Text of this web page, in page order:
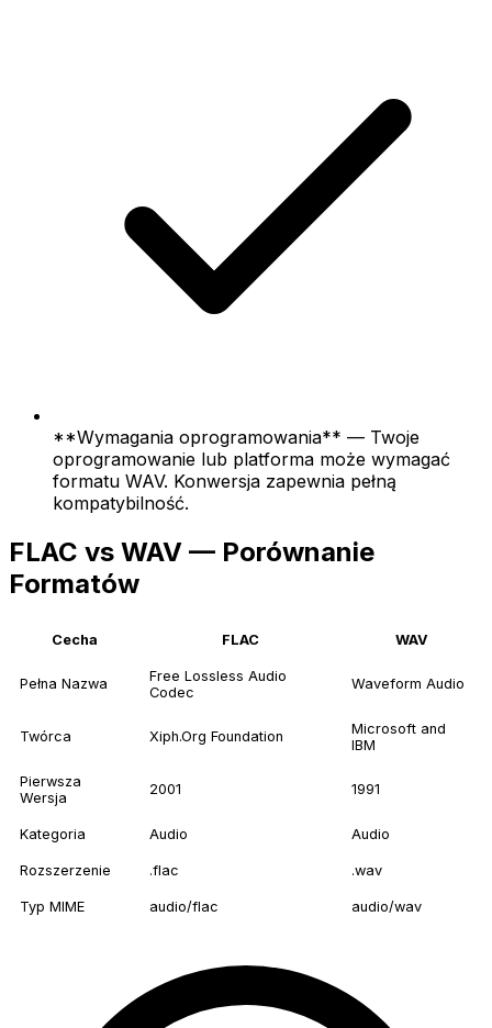
**Wymagania oprogramowania** — Twoje
oprogramowanie lub platforma może wymagać
formatu WAV. Konwersja zapewnia pełną
kompatybilność.
FLAC vs WAV — Porównanie
Formatów
Cecha FLAC WAV
Pełna Nazwa
Free Lossless Audio
Codec
Waveform Audio
Twórca Xiph.Org Foundation
Microsoft and
IBM
Pierwsza
Wersja
2001 1991
Kategoria Audio Audio
Rozszerzenie .flac .wav
Typ MIME audio/flac audio/wav